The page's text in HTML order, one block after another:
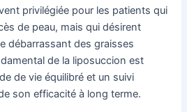
privilégiée pour les patients qui
de peau, mais qui désirent
débarrassant des graisses
de la liposuccion est
de vie équilibré et un suivi
son efficacité à long terme.